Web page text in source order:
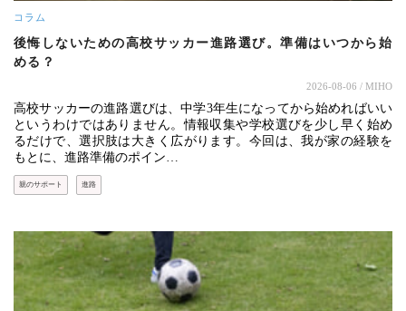
コラム
後悔しないための高校サッカー進路選び。準備はいつから始
める？
2026-08-06 / MIHO
高校サッカーの進路選びは、中学3年生になってから始めればいい
というわけではありません。情報収集や学校選びを少し早く始め
るだけで、選択肢は大きく広がります。今回は、我が家の経験を
もとに、進路準備のポイン…
親のサポート 進路